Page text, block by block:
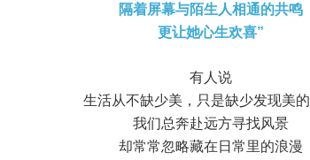
隔着屏幕与陌生人相通的共鸣
更让她心生欢喜”
有人说
生活从不缺少美，只是缺少发现美
我们总奔赴远方寻找风景
却常常忽略藏在日常里的浪漫